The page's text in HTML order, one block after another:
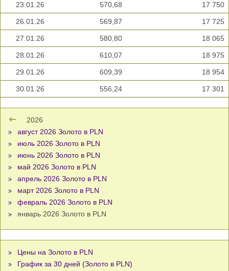
23.01.26 570,68 17 750
26.01.26 569,87 17 725
27.01.26 580,80 18 065
28.01.26 610,07 18 975
29.01.26 609,39 18 954
30.01.26 556,24 17 301
2026
август 2026 Золото в PLN
июль 2026 Золото в PLN
июнь 2026 Золото в PLN
май 2026 Золото в PLN
апрель 2026 Золото в PLN
март 2026 Золото в PLN
февраль 2026 Золото в PLN
январь 2026 Золото в PLN
Цены на Золото в PLN
График за 30 дней (Золото в PLN)